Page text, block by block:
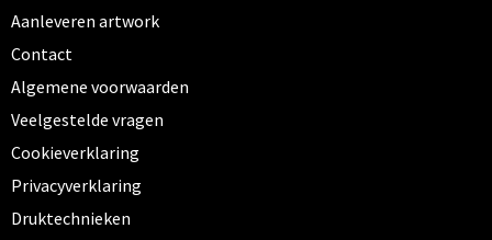
Aanleveren artwork
Contact
Algemene voorwaarden
Veelgestelde vragen
Cookieverklaring
Privacyverklaring
Druktechnieken